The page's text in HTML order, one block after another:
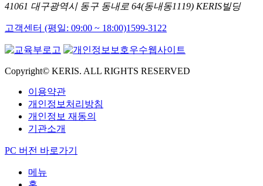
41061 대구광역시 동구 동내로 64(동내동1119) KERIS빌딩
고객센터 (평일: 09:00 ~ 18:00)1599-3122
Copyright© KERIS. ALL RIGHTS RESERVED
이용약관
개인정보처리방침
개인정보 재동의
기관소개
PC 버전 바로가기
메뉴